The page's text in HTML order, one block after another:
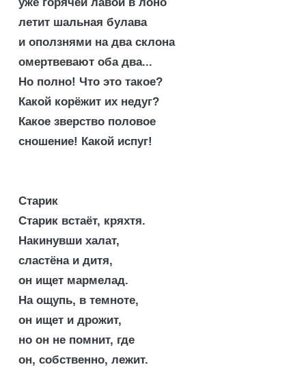
летит шальная булава
и оползнями на два склона
омертвевают оба два...
Но полно! Что это такое?
Какой корёжит их недуг?
Какое зверство половое
сношение! Какой испуг!
Старик
Старик встаёт, кряхтя.
Накинувши халат,
сластёна и дитя,
он ищет мармелад.
На ощупь, в темноте,
он ищет и дрожит,
но он не помнит, где
он, собственно, лежит.